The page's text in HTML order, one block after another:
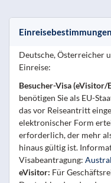
Einreisebestimmungen
Deutsche, Österreicher
Einreise:
Besucher-Visa (eVisitor/
benötigen Sie als EU-
das vor Reiseantritt
elektronischer Form
erforderlich, der mehr
hinaus gültig ist.
Visabeantragung:
eVisitor: Für